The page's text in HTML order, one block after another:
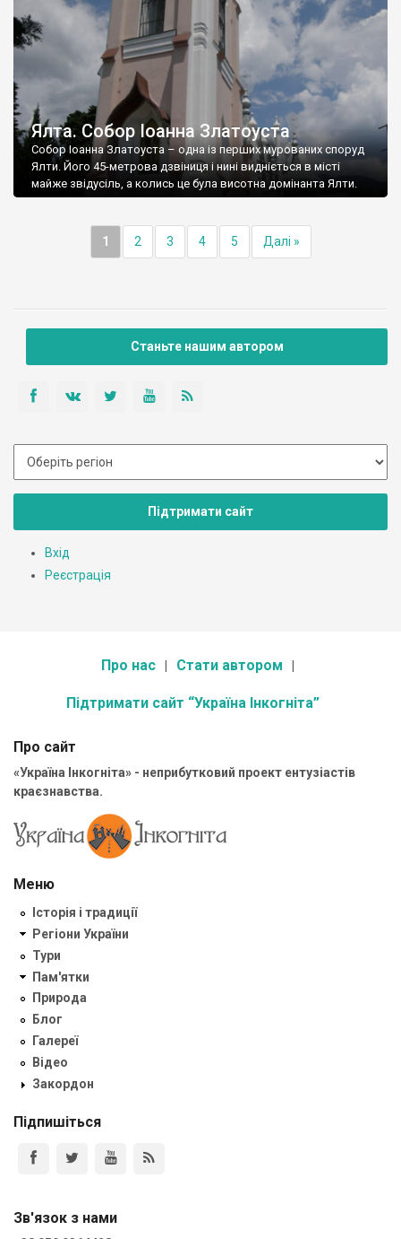
Ялта. Собор Іоанна Златоуста
Собор Іоанна Златоуста – одна із перших мурованих споруд
Ялти. Його 45-метрова дзвіниця і нині видніється в місті
майже звідусіль, а колись це була висотна домінанта Ялти.
1 2 3 4 5 Далі »
Станьте нашим автором
Підтримати сайт
Вхід
Реєстрація
Про нас Стати автором
Підтримати сайт “Україна Інкогніта”
Про сайт
«Україна Інкогніта» - неприбутковий проект ентузіастів
краєзнавства.
Меню
Історія і традиції
Регіони України
Тури
Пам'ятки
Природа
Блог
Галереї
Відео
Закордон
Підпишіться
Зв'язок з нами